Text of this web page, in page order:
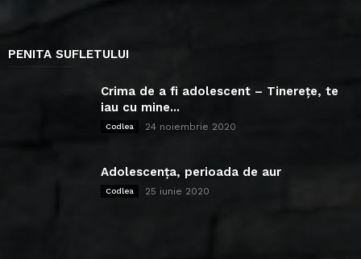
PENITA SUFLETULUI
Crima de a fi adolescent – Tinerețe, te
iau cu mine...
Codlea 24 noiembrie 2020
Adolescența, perioada de aur
Codlea 25 iunie 2020